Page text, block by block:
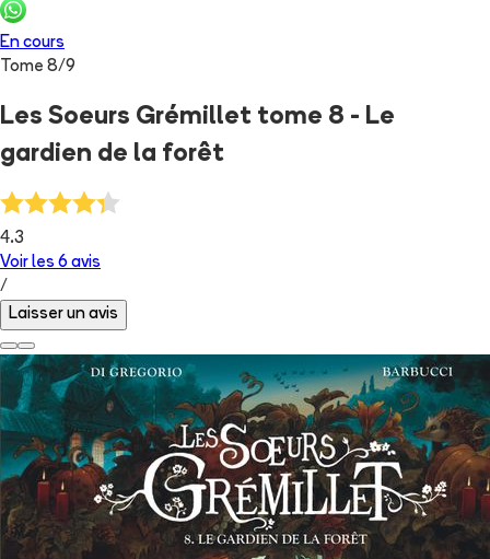
En cours
Tome 8/9
Les Soeurs Grémillet tome 8 - Le
gardien de la forêt
4.3
Voir les 6 avis
/
Laisser un avis